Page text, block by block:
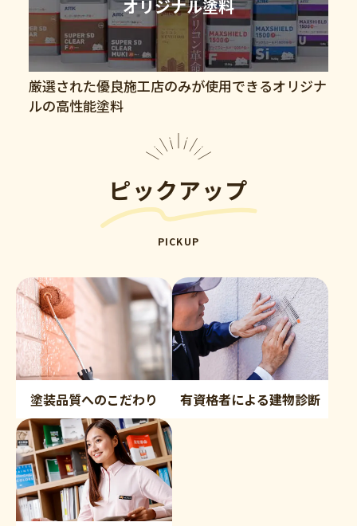
オリジナル塗料
厳選された優良施工店のみが使用できるオリジナ
ルの高性能塗料
ピックアップ
PICKUP
塗装品質へのこだわり 有資格者による建物診断